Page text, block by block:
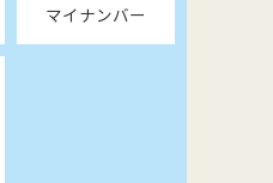
マイナンバー